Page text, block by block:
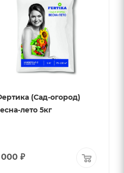
(Сад-огород)
лето 5кг
000₽